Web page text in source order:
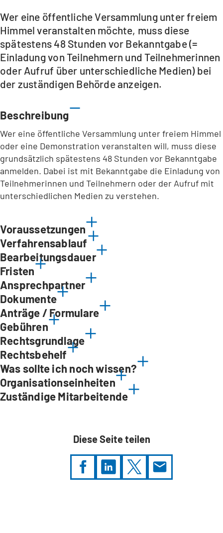
Wer eine öffentliche Versammlung unter freiem
Himmel veranstalten möchte, muss diese
spätestens 48 Stunden vor Bekanntgabe (=
Einladung von Teilnehmern und Teilnehmerinnen
oder Aufruf über unterschiedliche Medien) bei
der zuständigen Behörde anzeigen.
Beschreibung
Wer eine öffentliche Versammlung unter freiem Himmel
oder eine Demonstration veranstalten will, muss diese
grundsätzlich spätestens 48 Stunden vor Bekanntgabe
anmelden. Dabei ist mit Bekanntgabe die Einladung von
Teilnehmerinnen und Teilnehmern oder der Aufruf mit
unterschiedlichen Medien zu verstehen.
Voraussetzungen
Verfahrensablauf
Bearbeitungsdauer
Fristen
Ansprechpartner
Dokumente
Anträge / Formulare
Gebühren
Rechtsgrundlage
Rechtsbehelf
Was sollte ich noch wissen?
Organisationseinheiten
Zuständige Mitarbeitende
Diese Seite teilen